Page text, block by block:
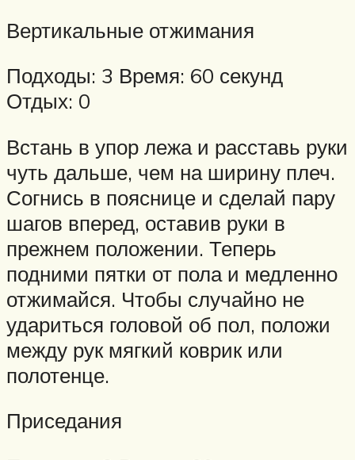
Вертикальные отжимания
Подходы: 3 Время: 60 секунд
Отдых: 0
Встань в упор лежа и расставь руки
чуть дальше, чем на ширину плеч.
Согнись в пояснице и сделай пару
шагов вперед, оставив руки в
прежнем положении. Теперь
подними пятки от пола и медленно
отжимайся. Чтобы случайно не
удариться головой об пол, положи
между рук мягкий коврик или
полотенце.
Приседания